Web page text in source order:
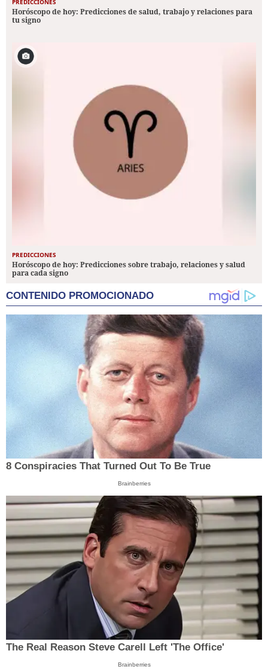
PREDICCIONES
Horóscopo de hoy: Predicciones de salud, trabajo y relaciones para
tu signo
PREDICCIONES
Horóscopo de hoy: Predicciones sobre trabajo, relaciones y salud
para cada signo
CONTENIDO PROMOCIONADO
8 Conspiracies That Turned Out To Be True
Brainberries
The Real Reason Steve Carell Left 'The Office'
Brainberries